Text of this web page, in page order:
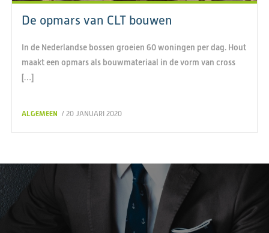
De opmars van CLT bouwen
In de Nederlandse bossen groeien 60 woningen per dag. Hout
maakt een opmars als bouwmateriaal in de vorm van cross
[…]
ALGEMEEN / 20 JANUARI 2020